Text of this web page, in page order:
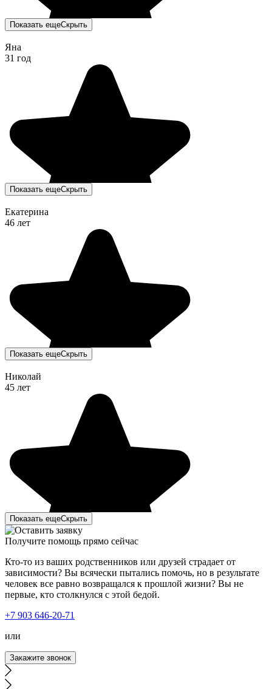
Мы с супругой решили сделать кодирование от
алкоголя. Много какие сайты обзванивали,
интересовались ценами, узнавали методы кодирования.
день кодирования нам позвонили и уточнили о времени
приезда. Приехав к вам, мы получили
профессиональную консультацию о методах
кодирования. Кодирование было подобрано
Показать ещеСкрыть
Яна
31 год
Показать ещеСкрыть
Екатерина
46 лет
Показать ещеСкрыть
Николай
45 лет
Показать ещеСкрыть
Получите помощь прямо сейчас
Кто-то из ваших родственников или друзей страдает от
зависимости? Вы всячески пытались помочь, но в результате
человек все равно возвращался к прошлой жизни? Вы не
первые, кто столкнулся с этой бедой.
+7 903 646-20-71
или
Закажите звонок